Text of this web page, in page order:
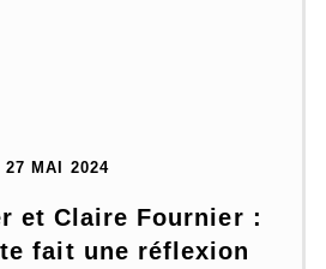
27 MAI 2024
et Claire Fournier :
fait une réflexion